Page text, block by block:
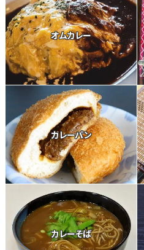
オムカレー
カレーパン
カレーそば